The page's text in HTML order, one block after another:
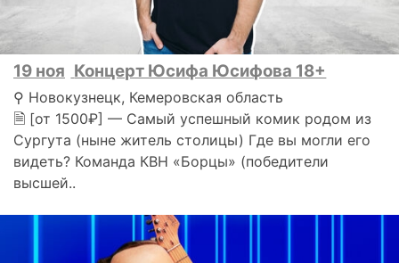
19 ноя Концерт Юсифа Юсифова 18+
⚲ Новокузнецк, Кемеровская область
🗎 [от 1500₽] — Самый успешный комик родом из
Сургута (ныне житель столицы) Где вы могли его
видеть? Команда КВН «Борцы» (победители
высшей..